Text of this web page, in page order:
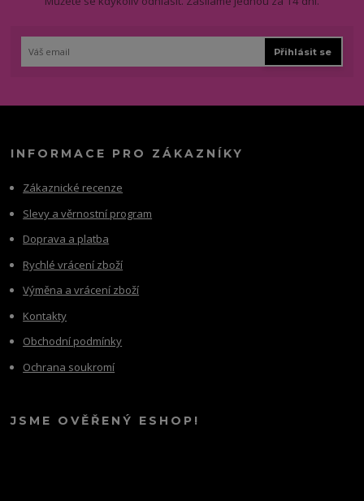
Přihlásit se
INFORMACE PRO ZÁKAZNÍKY
Zákaznické recenze
Slevy a věrnostní program
Doprava a platba
Rychlé vrácení zboží
Výměna a vrácení zboží
Kontakty
Obchodní podmínky
Ochrana soukromí
JSME OVĚŘENÝ ESHOP!